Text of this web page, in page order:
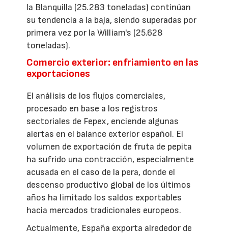
la Blanquilla (25.283 toneladas) continúan
su tendencia a la baja, siendo superadas por
primera vez por la William's (25.628
toneladas).
Comercio exterior: enfriamiento en las
exportaciones
El análisis de los flujos comerciales,
procesado en base a los registros
sectoriales de Fepex, enciende algunas
alertas en el balance exterior español. El
volumen de exportación de fruta de pepita
ha sufrido una contracción, especialmente
acusada en el caso de la pera, donde el
descenso productivo global de los últimos
años ha limitado los saldos exportables
hacia mercados tradicionales europeos.
Actualmente, España exporta alrededor de